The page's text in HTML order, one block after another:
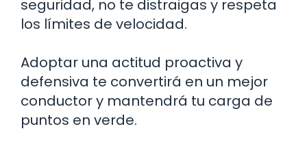
seguridad, no te distraigas y respeta
los límites de velocidad.
Adoptar una actitud proactiva y
defensiva te convertirá en un mejor
conductor y mantendrá tu carga de
puntos en verde.